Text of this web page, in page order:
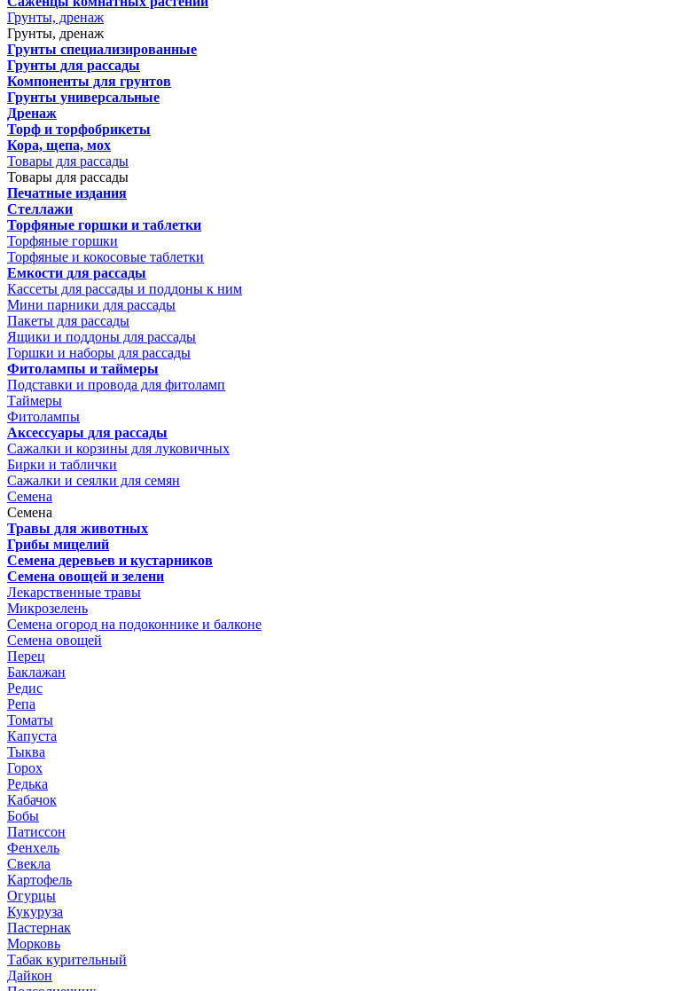
Грунты, дренаж
Грунты, дренаж
Грунты специализированные
Грунты для рассады
Компоненты для грунтов
Грунты универсальные
Дренаж
Торф и торфобрикеты
Кора, щепа, мох
Товары для рассады
Товары для рассады
Печатные издания
Стеллажи
Торфяные горшки и таблетки
Торфяные горшки
Торфяные и кокосовые таблетки
Емкости для рассады
Кассеты для рассады и поддоны к ним
Мини парники для рассады
Пакеты для рассады
Ящики и поддоны для рассады
Горшки и наборы для рассады
Фитолампы и таймеры
Подставки и провода для фитоламп
Таймеры
Фитолампы
Аксессуары для рассады
Сажалки и корзины для луковичных
Бирки и таблички
Сажалки и сеялки для семян
Семена
Семена
Травы для животных
Грибы мицелий
Семена деревьев и кустарников
Семена овощей и зелени
Лекарственные травы
Микрозелень
Семена огород на подоконнике и балконе
Семена овощей
Перец
Баклажан
Редис
Репа
Томаты
Капуста
Тыква
Горох
Редька
Кабачок
Бобы
Патиссон
Фенхель
Свекла
Картофель
Огурцы
Кукуруза
Пастернак
Морковь
Табак курительный
Дайкон